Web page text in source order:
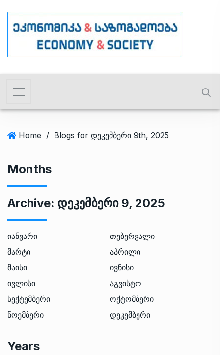
Home / Blogs for დეკემბერი 9th, 2025
Months
Archive: Დეკემბერი 9, 2025
იანვარი
თებერვალი
მარტი
აპრილი
მაისი
ივნისი
ივლისი
აგვისტო
სექტემბერი
ოქტომბერი
ნოემბერი
დეკემბერი
Years